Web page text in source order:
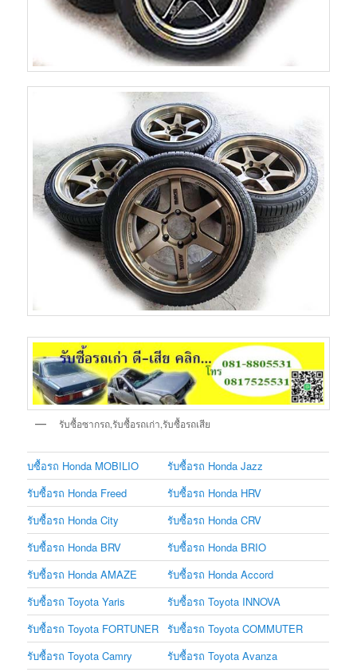
รับซื้อซากรถ,รับซื้อรถเก่า,รับซื้อรถเสีย
บซื้อรถ Honda MOBILIO
รับซื้อรถ Honda Jazz
รับซื้อรถ Honda Freed
รับซื้อรถ Honda HRV
รับซื้อรถ Honda City
รับซื้อรถ Honda CRV
รับซื้อรถ Honda BRV
รับซื้อรถ Honda BRIO
รับซื้อรถ Honda AMAZE
รับซื้อรถ Honda Accord
รับซื้อรถ Toyota Yaris
รับซื้อรถ Toyota INNOVA
รับซื้อรถ Toyota FORTUNER รับซื้อรถ Toyota COMMUTER
รับซื้อรถ Toyota Camry
รับซื้อรถ Toyota Avanza